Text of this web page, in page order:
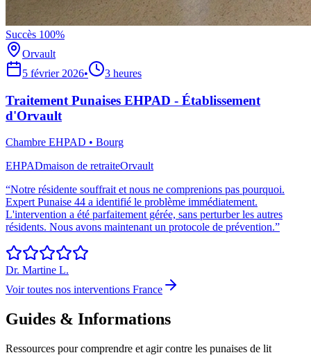
Succès 100%
Orvault
5 février 2026• 3 heures
Traitement Punaises EHPAD - Établissement
d'Orvault
Chambre EHPAD • Bourg
EHPADmaison de retraiteOrvault
“Notre résidente souffrait et nous ne comprenions pas pourquoi.
Expert Punaise 44 a identifié le problème immédiatement.
L'intervention a été parfaitement gérée, sans perturber les autres
résidents. Nous avons maintenant un protocole de prévention.”
Dr. Martine L.
Voir toutes nos interventions France
Guides & Informations
Ressources pour comprendre et agir contre les punaises de lit